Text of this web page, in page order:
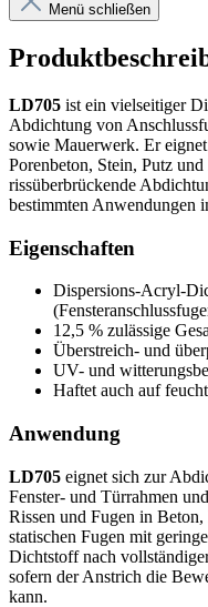
Menü schließen
LD705 ist ein vielseitiger
Abdichtung von
sowie Mauerwerk. Er
Porenbeton, Stein, Putz
rissüberbrückende
bestimmten Anwendungen
Eigenschaften
Dispersions-Acryl-
12,5 % zulässige
Überstreich- und
UV- und
Haftet auch auf
Anwendung
LD705 eignet sich zur
Fenster- und Türrahmen
Rissen und Fugen in
statischen Fugen mit
Dichtstoff nach
sofern der Anstrich die
kann.